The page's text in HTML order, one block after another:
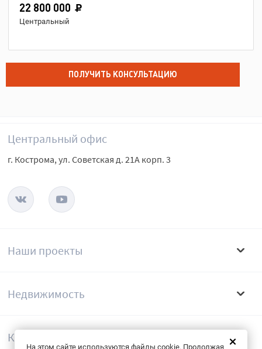
На этом сайте используются файлы cookie. Продолжая
22 800 000
Центральный
ПОЛУЧИТЬ КОНСУЛЬТАЦИЮ
Наши проекты
Недвижимость
Компания
Центральный офис
г. Кострома, ул. Советская д. 21А корп. 3